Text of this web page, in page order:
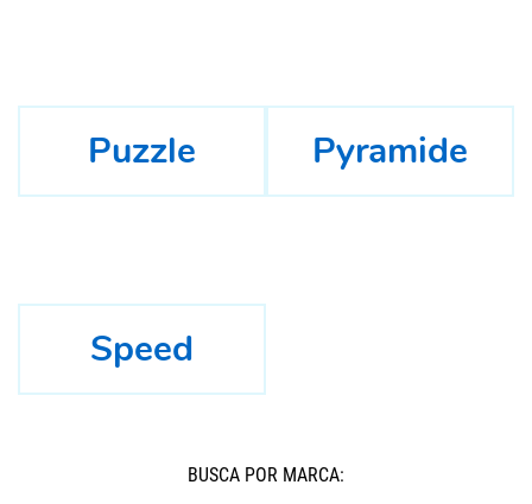
Puzzle Pyramide
Speed
BUSCÁ POR MARCA: